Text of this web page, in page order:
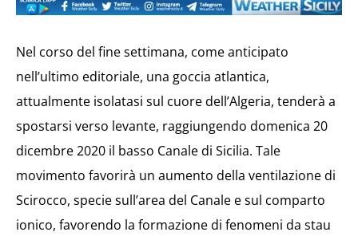
Nel corso del fine settimana, come anticipato
nell’ultimo editoriale, una goccia atlantica,
attualmente isolatasi sul cuore dell’Algeria, tenderà a
spostarsi verso levante, raggiungendo domenica 20
dicembre 2020 il basso Canale di Sicilia. Tale
movimento favorirà un aumento della ventilazione di
Scirocco, specie sull’area del Canale e sul comparto
ionico, favorendo la formazione di fenomeni da stau